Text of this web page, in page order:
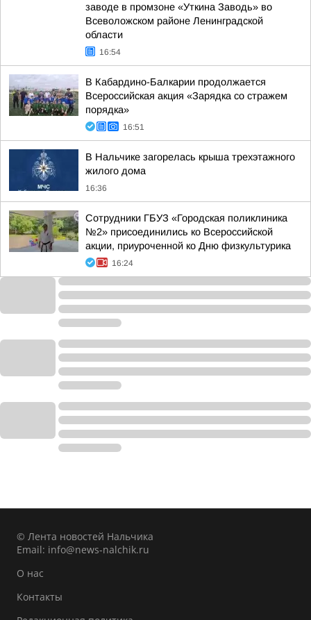
заводе в промзоне «Уткина Заводь» во
Всеволожском районе Ленинградской
области
16:54
В Кабардино-Балкарии продолжается
Всероссийская акция «Зарядка со стражем
порядка»
16:51
В Нальчике загорелась крыша трехэтажного
жилого дома
16:36
Сотрудники ГБУЗ «Городская поликлиника
№2» присоединились ко Всероссийской
акции, приуроченной ко Дню физкультурика
16:24
© Лента новостей Нальчика
Email: info@news-nalchik.ru
О нас
Контакты